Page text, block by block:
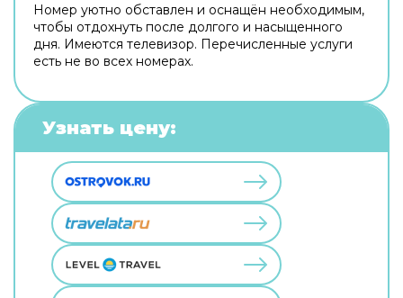
Номер уютно обставлен и оснащён необходимым,
чтобы отдохнуть после долгого и насыщенного
дня. Имеются телевизор. Перечисленные услуги
есть не во всех номерах.
Узнать цену: